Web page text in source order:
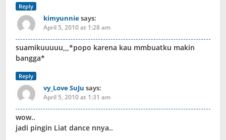
Reply
kimyunniesays:
April 5, 2010 at 1:28 am
suamikuuuuu,,,*popo karena kau mmbuatku makin
bangga*
Reply
vy_Love SuJu says:
April 5, 2010 at 1:31 am
wow..
jadi pingin Liat dance nnya..